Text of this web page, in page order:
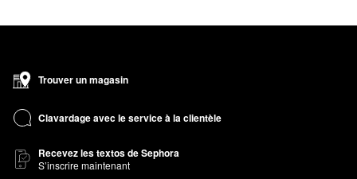
Trouver un magasin
Clavardage avec le service à la clientèle
Recevez les textos de Sephora
S’inscrire maintenant